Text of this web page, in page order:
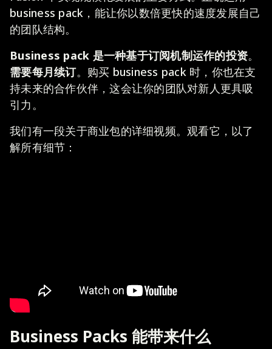
business pack，能让你以数倍更快的速度发展自己
的团队结构。
Business pack 是一种基于订阅机制运作的投资。
需要每月续订。购买 business pack 时，你也在支
持未来的合作伙伴，这会让你的团队对新人更具吸
引力。
我们有一段关于商业包的详细视频。观看它，以了
解所有细节：
Business Packs 能带来什么